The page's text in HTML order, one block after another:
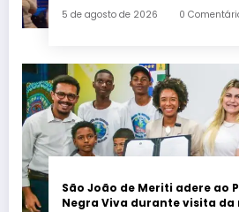
5 de agosto de 2026 0
São João de Meriti adere ao
Negra Viva durante visita